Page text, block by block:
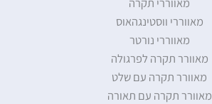
מאווררי ווסטינגהאוס
מאווררי נורטר
מאוורר תקרה לפרגולה
מאוורר תקרה עם שלט
מאוורר תקרה עם תאורה